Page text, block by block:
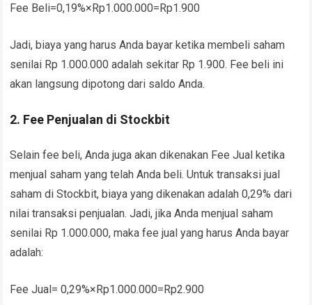
Fee Beli=0,19%×Rp1.000.000=Rp1.900
Jadi, biaya yang harus Anda bayar ketika membeli saham
senilai Rp 1.000.000 adalah sekitar Rp 1.900. Fee beli ini
akan langsung dipotong dari saldo Anda.
2. Fee Penjualan di Stockbit
Selain fee beli, Anda juga akan dikenakan Fee Jual ketika
menjual saham yang telah Anda beli. Untuk transaksi jual
saham di Stockbit, biaya yang dikenakan adalah 0,29% dari
nilai transaksi penjualan. Jadi, jika Anda menjual saham
senilai Rp 1.000.000, maka fee jual yang harus Anda bayar
adalah:
Fee Jual= 0,29%×Rp1.000.000=Rp2.900